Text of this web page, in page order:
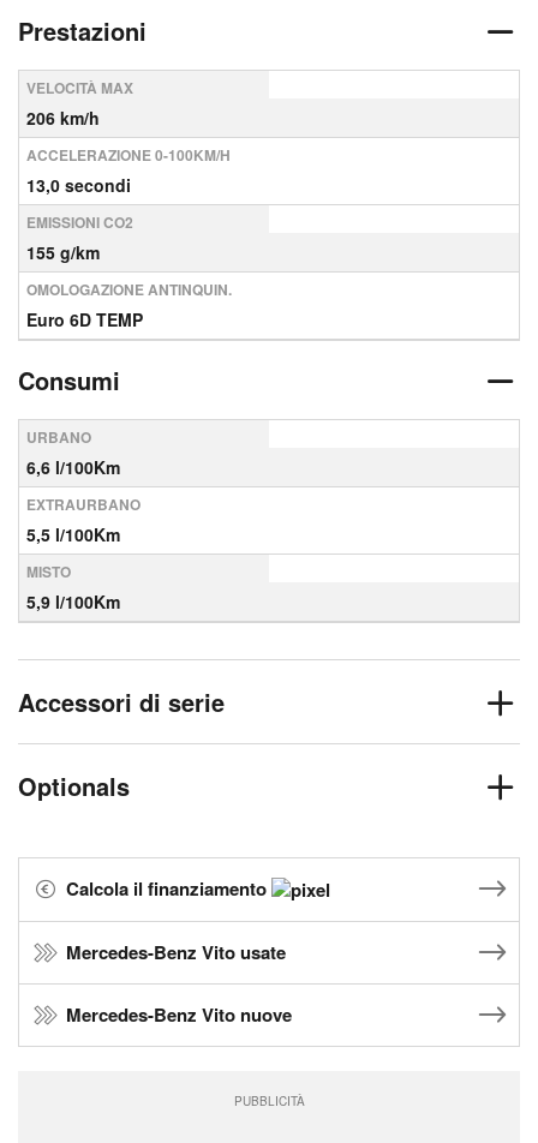
Prestazioni
VELOCITÀ MAX
206 km/h
ACCELERAZIONE 0-100KM/H
13,0 secondi
EMISSIONI CO2
155 g/km
OMOLOGAZIONE ANTINQUIN.
Euro 6D TEMP
Consumi
URBANO
6,6 l/100Km
EXTRAURBANO
5,5 l/100Km
MISTO
5,9 l/100Km
Accessori di serie
Optionals
Calcola il finanziamento
Mercedes-Benz Vito usate
Mercedes-Benz Vito nuove
PUBBLICITÀ